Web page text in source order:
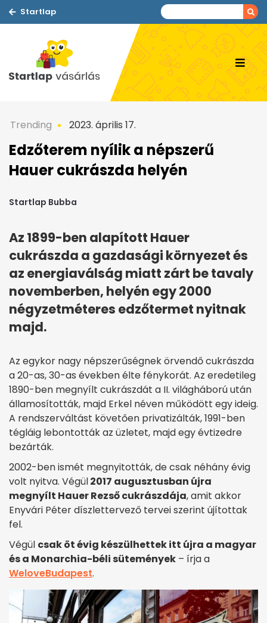
Startlap
Trending 2023. április 17.
Edzőterem nyílik a népszerű
Hauer cukrászda helyén
Startlap Bubba
Az 1899-ben alapított Hauer
cukrászda a gazdasági környezet és
az energiaválság miatt zárt be tavaly
novemberben, helyén egy 2000
négyzetméteres edzőtermet nyitnak
majd.
Az egykor nagy népszerűségnek örvendő cukrászda
a 20-as, 30-as években élte fénykorát. Az eredetileg
1890-ben megnyílt cukrászdát a II. világháború után
államosították, majd Erkel néven működött egy ideig.
A rendszerváltást követően privatizálták, 1991-ben
tégláig lebontották az üzletet, majd egy évtizedre
bezárták.
2002-ben ismét megnyitották, de csak néhány évig
volt nyitva. Végül2017 augusztusban újra
megnyílt Hauer Rezső cukrászdája, amit akkor
Enyvári Péter díszlettervező tervei szerint újítottak
fel.
Végül csak öt évig készülhettek itt újra a magyar
és a Monarchia-béli sütemények – írja a
WeloveBudapest.